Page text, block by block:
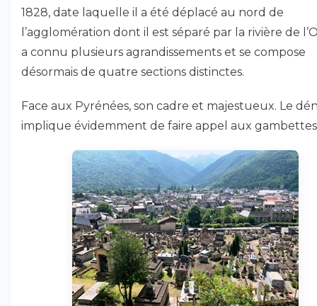
1828, date laquelle il a été déplacé au nord de
l’agglomération dont il est séparé par la rivière de
a connu plusieurs agrandissements et se compose
désormais de quatre sections distinctes.
Face aux Pyrénées, son cadre et majestueux. Le
implique évidemment de faire appel aux gambettes